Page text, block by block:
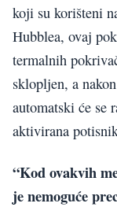
koji su korišteni
Hubblea, ovaj
termalnih
sklopljen, a
automatski će se
aktivirana
“Kod ovakvih
je nemoguće